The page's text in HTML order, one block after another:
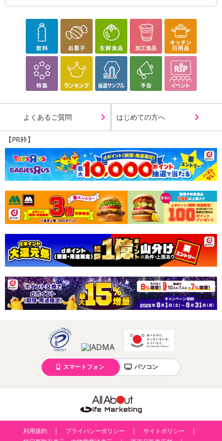
よくあるご質問 はじめての方へ
【PR枠】
スマートフォン パソコン
利用規約 プライバシーポリシー
サイトポリシー